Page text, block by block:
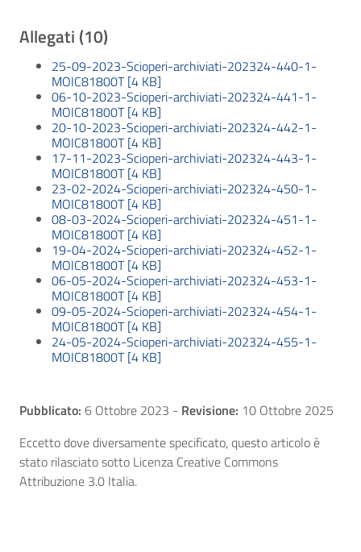
Allegati (10)
25-09-2023-Scioperi-archiviati-202324-440-1-
MOIC81800T [4 KB]
06-10-2023-Scioperi-archiviati-202324-441-1-
MOIC81800T [4 KB]
20-10-2023-Scioperi-archiviati-202324-442-1-
MOIC81800T [4 KB]
17-11-2023-Scioperi-archiviati-202324-443-1-
MOIC81800T [4 KB]
23-02-2024-Scioperi-archiviati-202324-450-1-
MOIC81800T [4 KB]
08-03-2024-Scioperi-archiviati-202324-451-1-
MOIC81800T [4 KB]
19-04-2024-Scioperi-archiviati-202324-452-1-
MOIC81800T [4 KB]
06-05-2024-Scioperi-archiviati-202324-453-1-
MOIC81800T [4 KB]
09-05-2024-Scioperi-archiviati-202324-454-1-
MOIC81800T [4 KB]
24-05-2024-Scioperi-archiviati-202324-455-1-
MOIC81800T [4 KB]
Pubblicato: 6 Ottobre 2023 - Revisione: 10 Ottobre 2025
Eccetto dove diversamente specificato, questo articolo è
stato rilasciato sotto Licenza Creative Commons
Attribuzione 3.0 Italia.